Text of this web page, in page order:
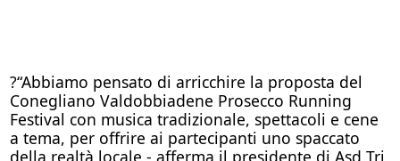
?“Abbiamo pensato di arricchire la proposta del
Conegliano Valdobbiadene Prosecco Running
Festival con musica tradizionale, spettacoli e cene
a tema, per offrire ai partecipanti uno spaccato
della realtà locale - afferma il presidente di Asd Tri